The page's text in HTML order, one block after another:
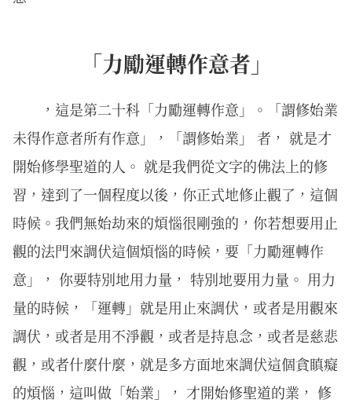
「力勵運轉作意者」
，這是第二十科「力勵運轉作意」。「謂修始業
未得作意者所有作意」，「謂修始業」 者， 就是才
開始修學聖道的人。 就是我們從文字的佛法上的修
習，達到了一個程度以後，你正式地修止觀了，這個
時候。我們無始劫來的煩惱很剛強的，你若想要用止
觀的法門來調伏這個煩惱的時候，要「力勵運轉作
意」， 你要特別地用力量， 特別地要用力量。 用力
量的時候，「運轉」就是用止來調伏，或者是用觀來
調伏，或者是用不淨觀，或者是持息念，或者是慈悲
觀，或者什麼什麼，就是多方面地來調伏這個貪瞋癡
的煩惱，這叫做「始業」， 才開始修聖道的業， 修